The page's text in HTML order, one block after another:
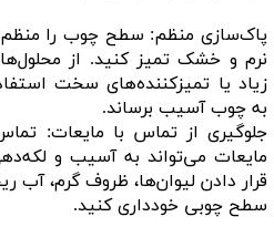
پاک‌سازی منظم: سطح چوب را منظم
نرم و خشک تمیز کنید. از
زیاد یا تمیزکننده‌های سخت
به چوب آسیب برساند.
جلوگیری از تماس با مایعات:
مایعات می‌تواند به آسیب و
قرار دادن لیوان‌ها، ظروف گرم، آب
سطح چوبی خودداری کنید.